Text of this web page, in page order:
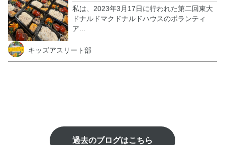
私は、2023年3月17日に行われた第二回東大
ドナルドマクドナルドハウスのボランティ
ア...
キッズアスリート部
過去のブログはこちら